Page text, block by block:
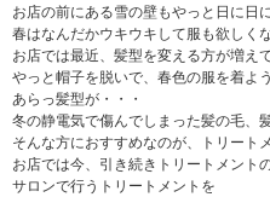
お店の前にある雪の壁もやっと日に日
春はなんだかウキウキして服も欲しく
お店では最近、髪型を変える方が増え
やっと帽子を脱いで、春色の服を着よ
あらっ髪型が・・・
冬の静電気で傷んでしまった髪の毛、
そんな方におすすめなのが、トリート
お店では今、引き続きトリートメント
サロンで行うトリートメントを